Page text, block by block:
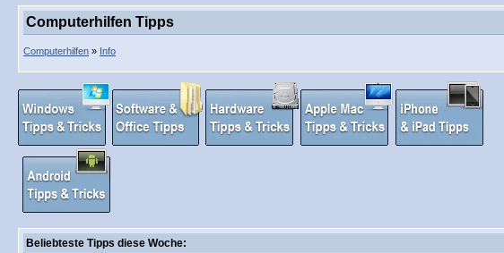
Computerhilfen Tipps
Computerhilfen » Info
Beliebteste Tipps diese Woche: